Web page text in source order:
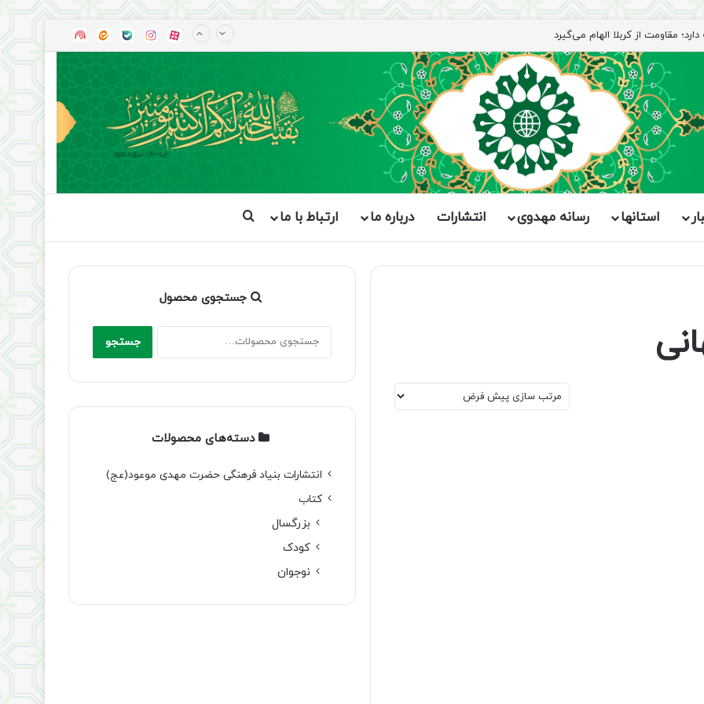
مقاومت از کربلا الهام می‌گیرد آپاراتاینستاگرام
بله ایتا
استانها رسانه مهدوی انتشارات درباره ما ارتباط با ما جستجو برای
جستجوی محصول
جستجو
برای:
جستجو
دسته‌های محصولات
انتشارات بنیاد فرهنگی حضرت مهدی موعود(عج)
کتاب
بزرگسال
کودک
نوجوان